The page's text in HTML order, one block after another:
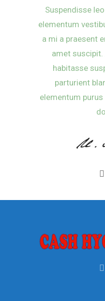
Suspendisse
elementum
a mi a praesent
amet
habitasse
parturient
elementum